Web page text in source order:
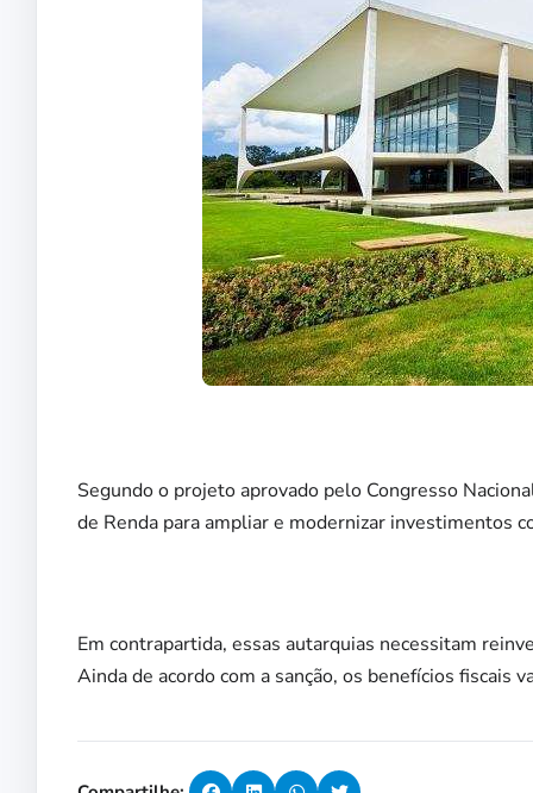
Segundo o projeto aprovado pelo Congresso
de Renda para ampliar e modernizar investimentos
Em contrapartida, essas autarquias necessitam
Ainda de acordo com a sanção, os benefícios fiscais